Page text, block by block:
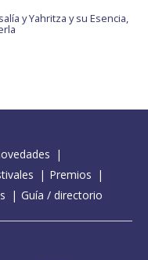
y Yahritza y su Esencia,
Premios
Guía / directorio